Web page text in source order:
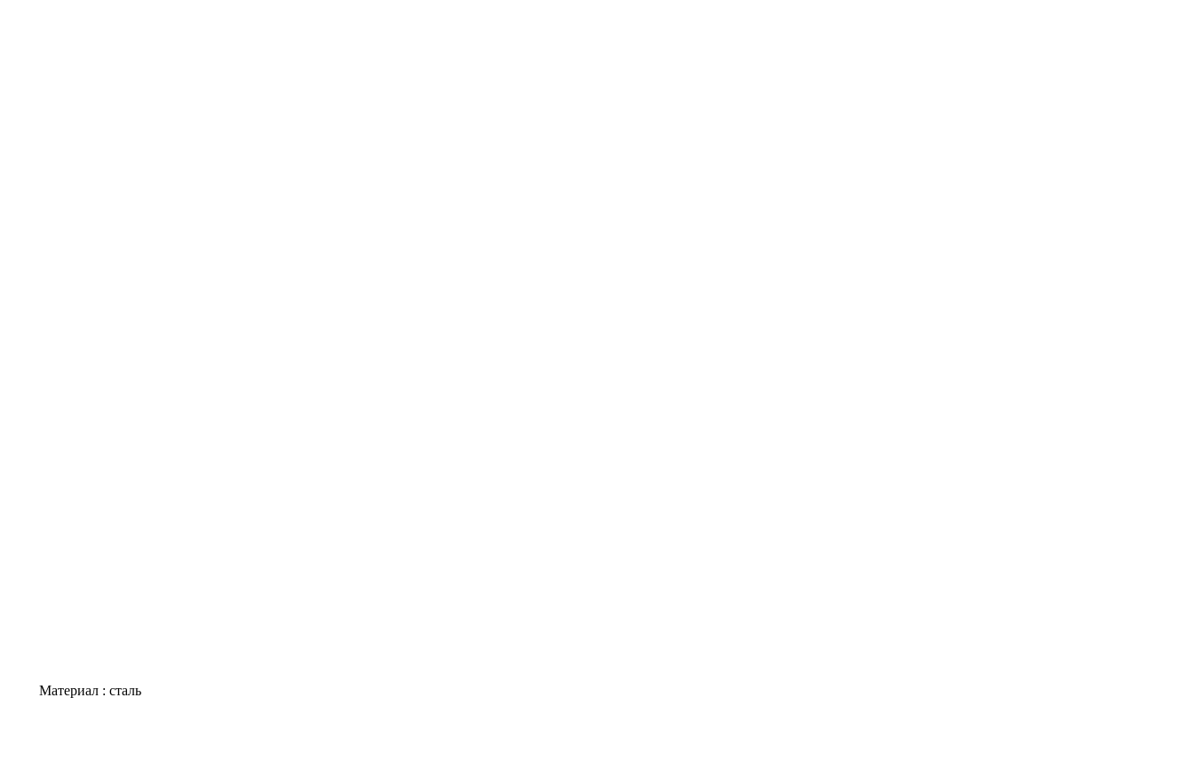
Материал : сталь